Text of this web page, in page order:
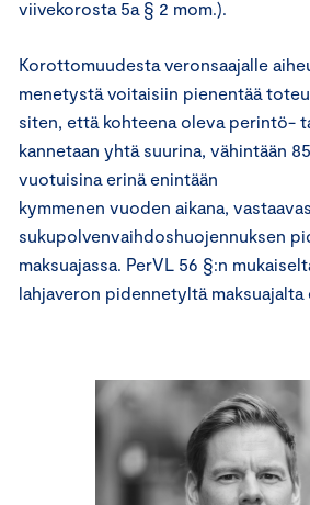
viivekorosta 5a § 2 mom.).
Korottomuudesta veronsaajalle
menetystä voitaisiin pienentää
siten, että kohteena oleva perintö-
kannetaan yhtä suurina, vähintään
vuotuisina erinä enintään
kymmenen vuoden aikana,
sukupolvenvaihdoshuojennuksen
maksuajassa. PerVL 56 §:n
lahjaveron pidennetyltä maksuajalta